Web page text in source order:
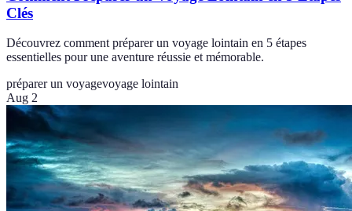
Clés
Découvrez comment préparer un voyage lointain en 5 étapes
essentielles pour une aventure réussie et mémorable.
préparer un voyagevoyage lointain
Aug 2